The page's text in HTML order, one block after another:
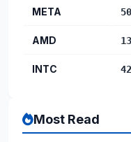
META
AMD
INTC
Most Read